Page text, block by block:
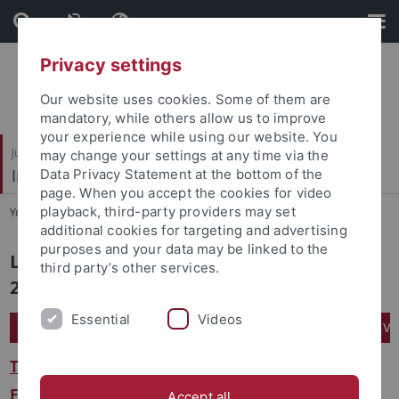
Skip
to
content
Skip
to
footer
Juristische Fakultät
Institut für Kriminologie
You are here: Home ... Wintersemester 2022/2023
Lehrveranstaltungen im Wintersemester
2022/2023
Grundkurs Strafrecht II: Besonderer Teil:2: Eigentums- und
Terminplan
Privacy settings
Our website uses cookies. Some of them are
mandatory, while others allow us to improve
your experience while using our website. You
may change your settings at any time via the
Data Privacy Statement at the bottom of the
page. When you accept the cookies for video
playback, third-party providers may set
additional cookies for targeting and advertising
purposes and your data may be linked to the
third party’s other services.
Essential Videos